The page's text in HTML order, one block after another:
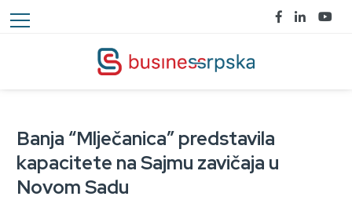
Banja “Mlječanica” predstavila
kapacitete na Sajmu zavičaja u
Novom Sadu